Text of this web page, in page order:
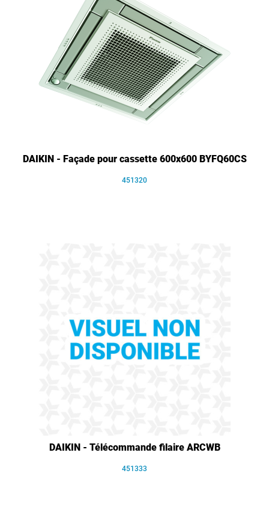
DAIKIN - Façade pour cassette 600x600 BYFQ60CS
451320
DAIKIN - Télécommande filaire ARCWB
451333